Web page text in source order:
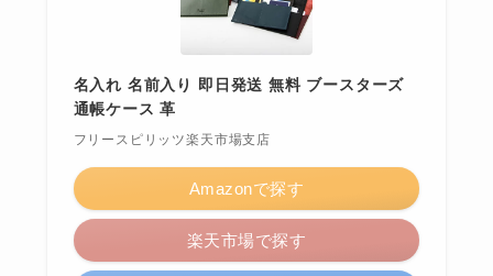
名入れ 名前入り 即日発送 無料 ブースターズ
通帳ケース 革
フリースピリッツ楽天市場支店
Amazonで探す
楽天市場で探す